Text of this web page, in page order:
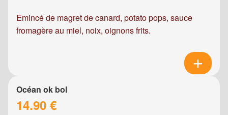
Emincé de magret de canard, potato pops, sauce
fromagère au miel, noix, oignons frits.
Océan ok bol
14.90 €